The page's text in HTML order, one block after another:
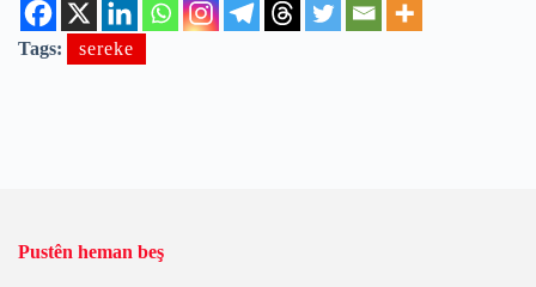
Tags: sereke
Pustên heman beş